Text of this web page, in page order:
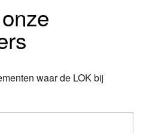
waar de LOK bij